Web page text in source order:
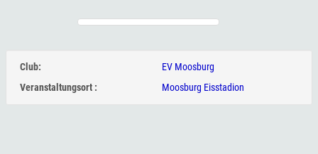
Club:
EV Moosburg
Veranstaltungsort :
Moosburg Eisstadion